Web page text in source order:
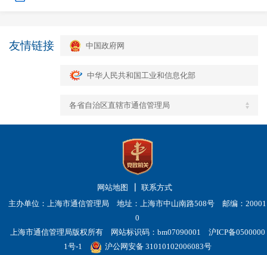
友情链接 中国政府网
中华人民共和国工业和信息化部
各省自治区直辖市通信管理局
网站地图
联系方式
主办单位：上海市通信管理局 地址：上海市中山南路508号 邮编：20001
0
上海市通信管理局版权所有 网站标识码：bm07090001 沪ICP备0500000
1号-1
沪公网安备 31010102006083号